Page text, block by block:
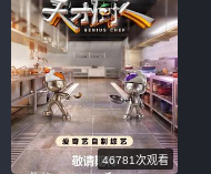
46781次观看